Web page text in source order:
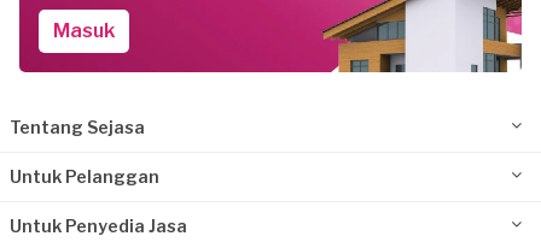
Masuk
Tentang Sejasa
Untuk Pelanggan
Untuk Penyedia Jasa